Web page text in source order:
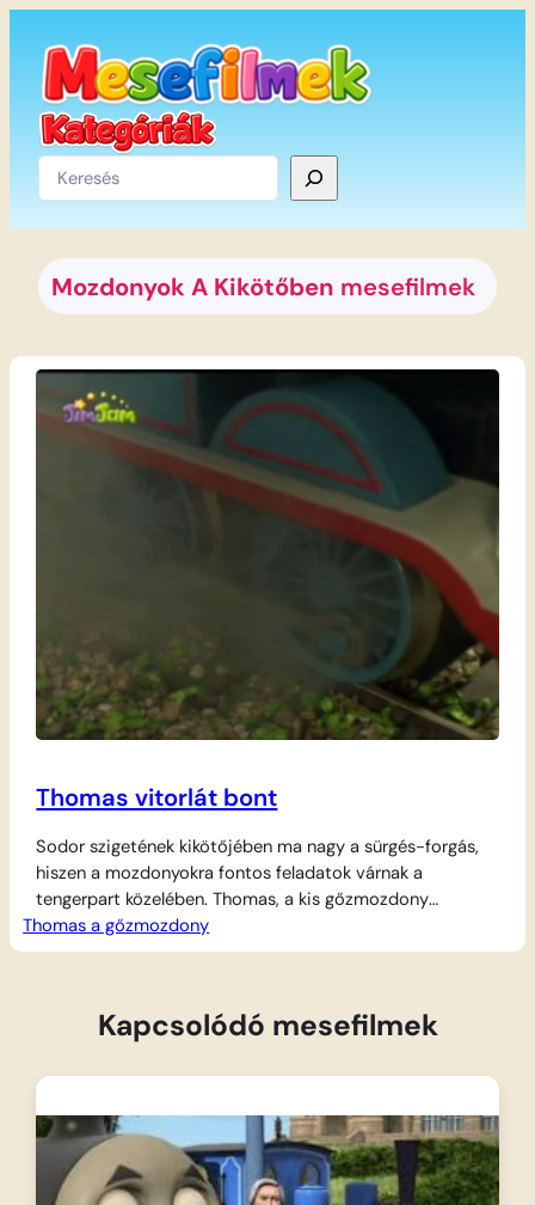
tartalomhoz
Keresés
Mozdonyok A Kikötőben mesefilmek
Thomas vitorlát bont
Sodor szigetének kikötőjében ma nagy a sürgés-forgás,
hiszen a mozdonyokra fontos feladatok várnak a
tengerpart közelében. Thomas, a kis gőzmozdony
izgatottan pöfög, mert egy különleges szállítmányt kell
célba juttatnia, ami a tengeri utazáshoz kapcsolódik. A
rakomány időben és épségben megérkezzen. A…
Thomas a gőzmozdony
Kapcsolódó mesefilmek